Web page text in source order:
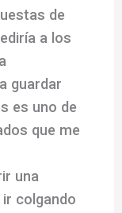
de
a los
guardar
es uno de
que me
una
colgando